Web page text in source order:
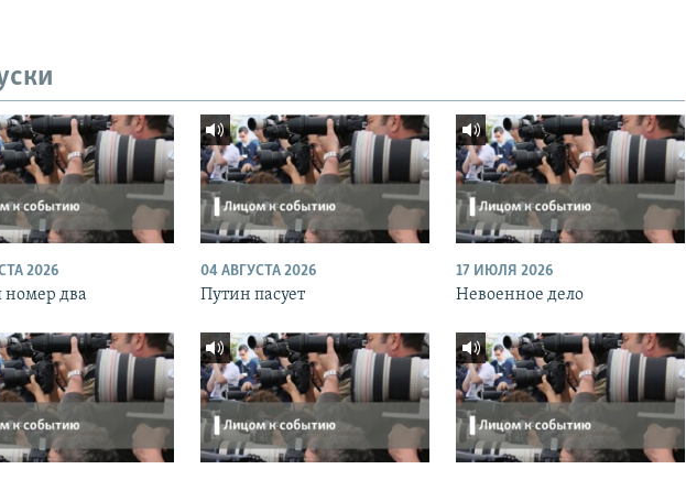
2026
номер два
04 АВГУСТА 2026
Путин пасует
17 ИЮЛЯ 2026
Невоенное дело